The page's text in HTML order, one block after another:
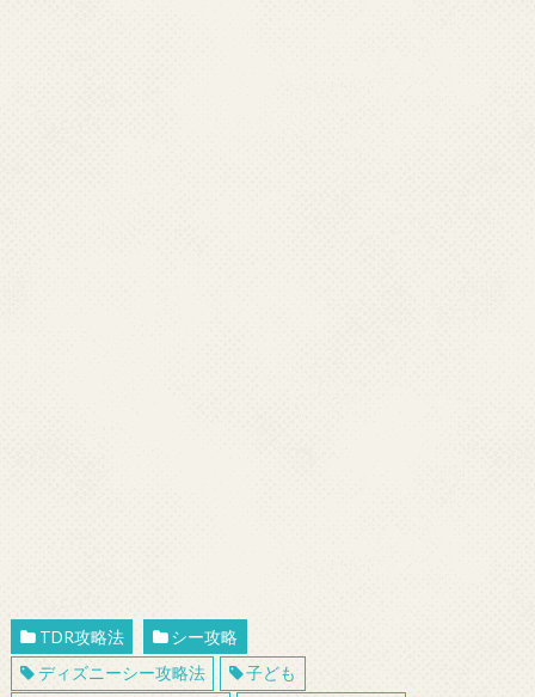
TDR攻略法
シー攻略
ディズニーシー攻略法
子ども